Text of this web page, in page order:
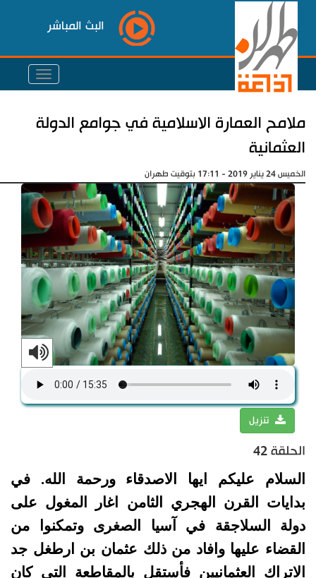
البث المباشر
ملامح العمارة الاسلامية في جوامع الدولة
العثمانية
الخميس 24 يناير 2019 - 17:11 بتوقيت طهران
تنزيل
الحلقة 42
السلام عليكم ايها الاصدقاء ورحمة الله. في
بدايات القرن الهجري الثامن اغار المغول على
دولة السلاجقة في آسيا الصغرى وتمكنوا من
القضاء عليها وافاد من ذلك عثمان بن ارطغل جد
الاتراك العثمانيين فأستقل بالمقاطعة التي كان